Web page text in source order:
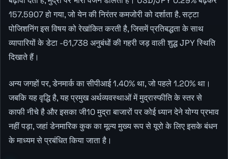
157.5907 हो गया, जो येन की निरंतर कमजोरी को दर्शाता है. सट्टा
पोजिशनिंग इस विषय को रेखांकित करती है, जिसमें प्रतिबद्धता के साथ
व्यापारियों के डेटा -61,738 अनुबंधों की गहरी जड़ वाली शुद्ध JPY स्थिति
दिखाते हैं।
अन्य जगहों पर, डेनमार्क का सीपीआई 1.40% था, जो पहले 1.20% था।
जबकि यह वृद्धि है, यह प्रमुख अर्थव्यवस्थाओं में मुद्रास्फीति के स्तर से
काफी नीचे है और इसका जी10 मुद्रा बाजारों पर कोई ध्यान देने योग्य प्रभाव
नहीं पड़ा, जहां डेनमारिक कुक का मूल्य मुख्य रूप से यूरो के लिए इसके बंधन
के माध्यम से प्रबंधित किया जाता है।